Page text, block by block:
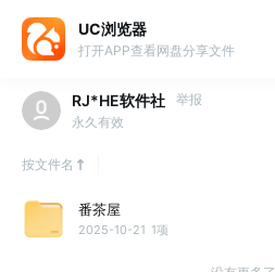
UC浏览器
打开APP查看网盘分享文件
RJ*HE软件社
举报
永久有效
按文件名
番茶屋
2025-10-21 1项